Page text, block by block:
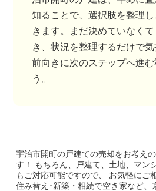
知ることで、選択肢を整理
きます。まだ決めていなく
き、状況を整理するだけで気
前向きに次のステップへ進
う。
宇治市開町の戸建ての売却をお考え
す！
もちろん、戸建て、土地、マン
もご対応可能ですので、 お気軽にご
住み替え･新築・相続で空き家など、